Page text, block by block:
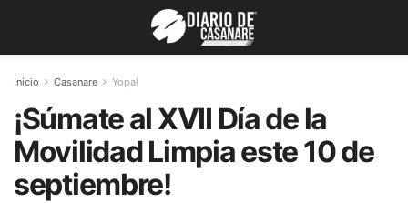
Inicio Casanare Yopal
¡Súmate al XVII Día de la
Movilidad Limpia este 10 de
septiembre!